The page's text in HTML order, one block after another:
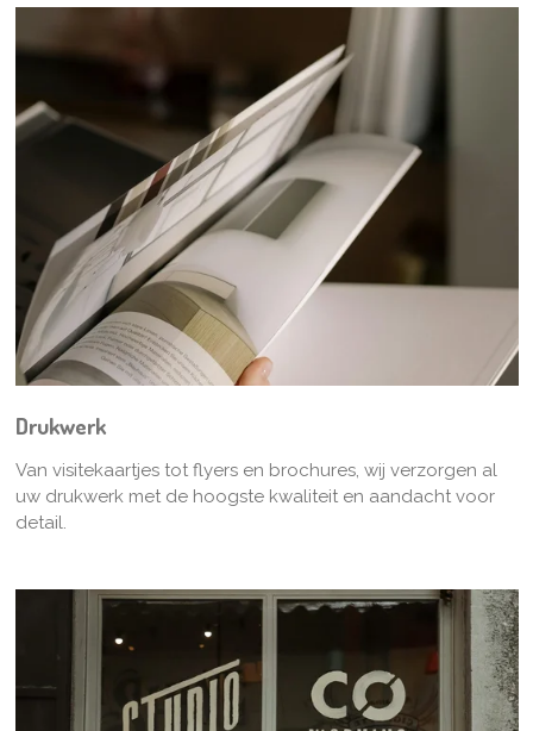
Drukwerk
Van visitekaartjes tot flyers en brochures, wij verzorgen al
uw drukwerk met de hoogste kwaliteit en aandacht voor
detail.